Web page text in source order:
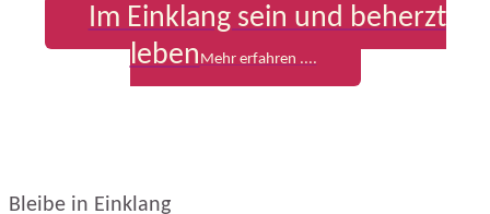
Im Einklang sein und beherzt
leben Mehr erfahren ....
Bleibe in Einklang